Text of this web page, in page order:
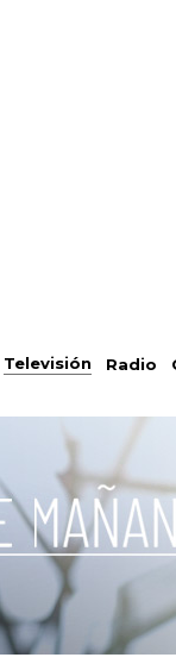
Televisión Radio